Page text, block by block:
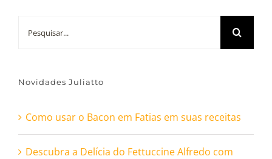
Novidades Juliatto
Como usar o Bacon em Fatias em suas receitas
Descubra a Delícia do Fettuccine Alfredo com